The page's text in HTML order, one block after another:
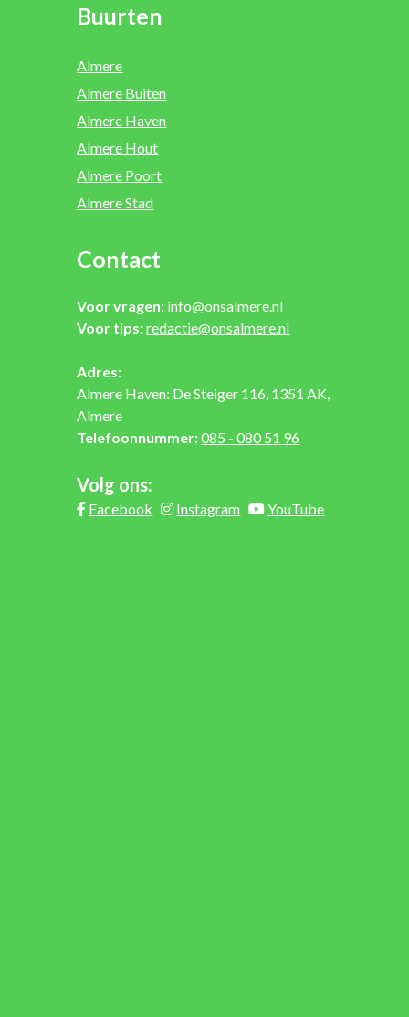
Buurten
Almere
Almere Buiten
Almere Haven
Almere Hout
Almere Poort
Almere Stad
Contact
Voor vragen: info@onsalmere.nl
Voor tips:redactie@onsalmere.nl
Adres:
Almere Haven: De Steiger 116, 1351 AK,
Almere
Telefoonnummer:085 - 080 51 96
Volg ons:
Facebook Instagram YouTube